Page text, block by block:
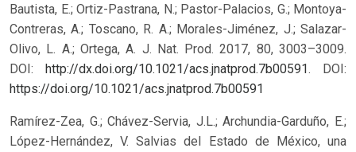
Bautista, E.; Ortiz-Pastrana, N.; Pastor-Palacios, G.; Montoya-
Contreras, A.; Toscano, R. A.; Morales-Jiménez, J.; Salazar-
Olivo, L. A.; Ortega, A. J. Nat. Prod. 2017, 80, 3003–3009.
DOI: http://dx.doi.org/10.1021/acs.jnatprod.7b00591. DOI:
https://doi.org/10.1021/acs.jnatprod.7b00591
Ramírez-Zea, G.; Chávez-Servia, J.L.; Archundia-Garduño, E.;
López-Hernández, V. Salvias del Estado de México, una